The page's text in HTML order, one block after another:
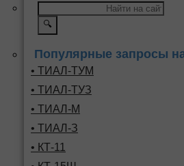
🔍
Популярные запросы
• ТИАЛ-ТУМ
• ТИАЛ-ТУЗ
• ТИАЛ-М
• ТИАЛ-З
• КТ-11